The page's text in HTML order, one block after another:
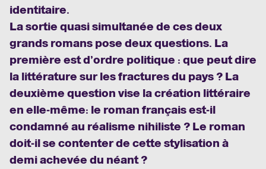
identitaire.
La sortie quasi simultanée de ces deux
grands romans pose deux questions. La
première est d’ordre politique : que peut dire
la littérature sur les fractures du pays ? La
deuxième question vise la création littéraire
en elle-même: le roman français est-il
condamné au réalisme nihiliste ? Le roman
doit-il se contenter de cette stylisation à
demi achevée du néant ?